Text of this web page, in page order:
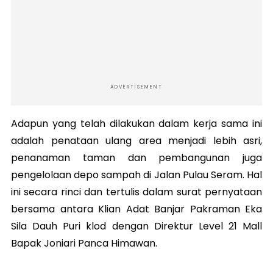
ADVERTISEMENT
Adapun yang telah dilakukan dalam kerja sama ini
adalah penataan ulang area menjadi lebih asri,
penanaman taman dan pembangunan juga
pengelolaan depo sampah di Jalan Pulau Seram. Hal
ini secara rinci dan tertulis dalam surat pernyataan
bersama antara Klian Adat Banjar Pakraman Eka
Sila Dauh Puri klod dengan Direktur Level 21 Mall
Bapak Joniari Panca Himawan.